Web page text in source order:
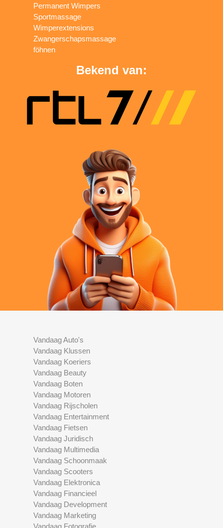
Permanent Wimpers
Sportmassage
Wimperextensions
Zwangerschapsmassage
föhnen
Bekend van:
Vandaag Auto's
Vandaag Klussen
Vandaag Koeriers
Vandaag Beauty
Vandaag Boten
Vandaag Motoren
Vandaag Rijscholen
Vandaag Entertainment
Vandaag Fietsen
Vandaag Juridisch
Vandaag Multimedia
Vandaag Schoonmaak
Vandaag Scooters
Vandaag Elektronica
Vandaag Financieel
Vandaag Development
Vandaag Marketing
Vandaag Fotografie